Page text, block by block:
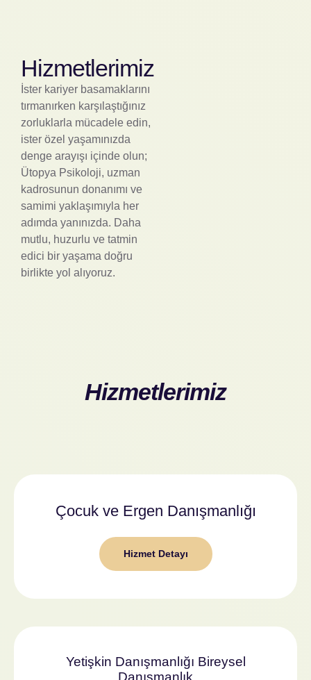
Hizmetlerimiz
İster kariyer basamaklarını
tırmanırken karşılaştığınız
zorluklarla mücadele edin,
ister özel yaşamınızda
denge arayışı içinde olun;
Ütopya Psikoloji, uzman
kadrosunun donanımı ve
samimi yaklaşımıyla her
adımda yanınızda. Daha
mutlu, huzurlu ve tatmin
edici bir yaşama doğru
birlikte yol alıyoruz.
Hizmetlerimiz
Çocuk ve Ergen Danışmanlığı
Hizmet Detayı
Yetişkin Danışmanlığı Bireysel
Danışmanlık